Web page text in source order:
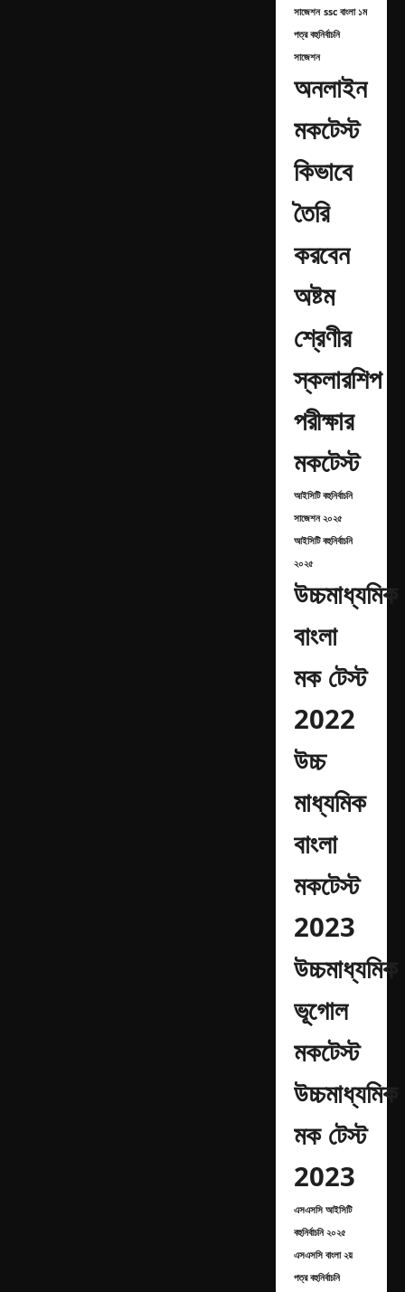
সাজেশন ssc বাংলা ১ম
পত্র বহুনির্বাচনি
সাজেশন
অনলাইন
মকটেস্ট
কিভাবে
তৈরি
করবেন
অষ্টম
শ্রেণীর
স্কলারশিপ
পরীক্ষার
মকটেস্ট
আইসিটি বহুনির্বাচনি
সাজেশন ২০২৫
আইসিটি বহুনির্বাচনি
২০২৫
উচ্চমাধ্যমিক
বাংলা
মক টেস্ট
2022
উচ্চ
মাধ্যমিক
বাংলা
মকটেস্ট
2023
উচ্চমাধ্যমিক
ভূগোল
মকটেস্ট
উচ্চমাধ্যমিক
মক টেস্ট
2023
এসএসসি আইসিটি
বহুনির্বাচনি ২০২৫
এসএসসি বাংলা ২য়
পত্র বহুনির্বাচনি